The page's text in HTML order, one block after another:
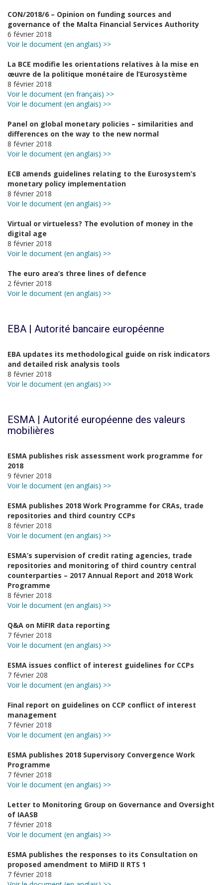
CON/2018/6 – Opinion on funding sources and
governance of the Malta Financial Services Authority
6 février 2018
Voir le document (en anglais) >>
La BCE modifie les orientations relatives à la mise en
œuvre de la politique monétaire de l’Eurosystème
8 février 2018
Voir le document (en français) >>
Voir le document (en anglais) >>
Panel on global monetary policies – similarities and
differences on the way to the new normal
8 février 2018
Voir le document (en anglais) >>
ECB amends guidelines relating to the Eurosystem’s
monetary policy implementation
8 février 2018
Voir le document (en anglais) >>
Virtual or virtueless? The evolution of money in the
digital age
8 février 2018
Voir le document (en anglais) >>
The euro area’s three lines of defence
2 février 2018
Voir le document (en anglais) >>
EBA | Autorité bancaire européenne
EBA updates its methodological guide on risk indicators
and detailed risk analysis tools
8 février 2018
Voir le document (en anglais) >>
ESMA | Autorité européenne des valeurs
mobilières
ESMA publishes risk assessment work programme for
2018
9 février 2018
Voir le document (en anglais) >>
ESMA publishes 2018 Work Programme for CRAs, trade
repositories and third country CCPs
8 février 2018
Voir le document (en anglais) >>
ESMA’s supervision of credit rating agencies, trade
repositories and monitoring of third country central
counterparties – 2017 Annual Report and 2018 Work
Programme
8 février 2018
Voir le document (en anglais) >>
Q&A on MiFIR data reporting
7 février 2018
Voir le document (en anglais) >>
ESMA issues conflict of interest guidelines for CCPs
7 février 208
Voir le document (en anglais) >>
Final report on guidelines on CCP conflict of interest
management
7 février 2018
Voir le document (en anglais) >>
ESMA publishes 2018 Supervisory Convergence Work
Programme
7 février 2018
Voir le document (en anglais) >>
Letter to Monitoring Group on Governance and Oversight
of IAASB
7 février 2018
Voir le document (en anglais) >>
ESMA publishes the responses to its Consultation on
proposed amendment to MiFID II RTS 1
7 février 2018